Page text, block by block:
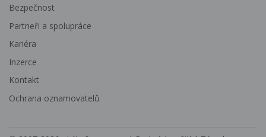
Bezpečnost
Partneři a spolupráce
Kariéra
Inzerce
Kontakt
Ochrana oznamovatelů